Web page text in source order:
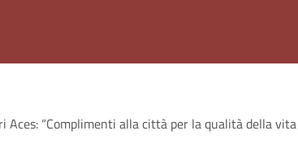
Aces: “Complimenti alla città per la qualità della